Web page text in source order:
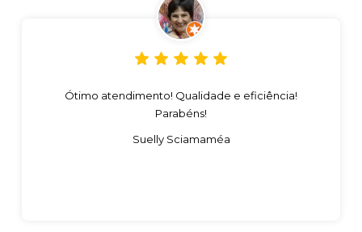
Ótimo atendimento! Qualidade e eficiência!
Parabéns!
Suelly Sciamaméa